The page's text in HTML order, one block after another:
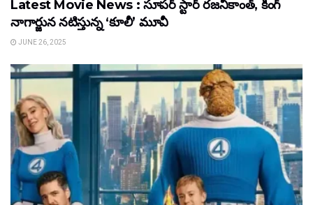
Latest Movie News : సూపర్ స్టార్ రజనీకాంత్, కింగ్
నాగార్జున నటిస్తున్న ‘కూలీ’ మూవీ
JUNE 26, 2025